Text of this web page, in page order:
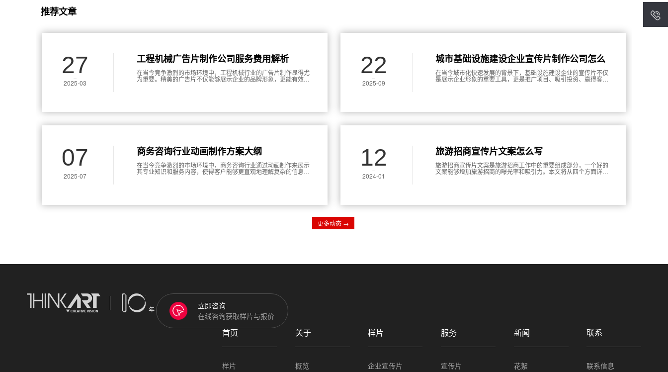
推荐文章
27
2025-03
工程机械广告片制作公司服务费用解析
在当今竞争激烈的市场环境中，工程机械行业的广告片制作显得尤
为重要。精美的广告片不仅能够展示企业的品牌形象，更能有效吸
22
2025-09
城市基础设施建设企业宣传片制作公司怎么
收费
在当今城市化快速发展的背景下，基础设施建设企业的宣传片不仅
是展示企业形象的重要工具，更是推广项目、吸引投资、赢得客户
07
2025-07
商务咨询行业动画制作方案大纲
在当今竞争激烈的市场环境中，商务咨询行业通过动画制作来展示
其专业知识和服务内容，使得客户能够更直观地理解复杂的信息和
12
2024-01
旅游招商宣传片文案怎么写
旅游招商宣传片文案是旅游招商工作中的重要组成部分，一个好的
文案能够增加旅游招商的曝光率和吸引力。本文将从四个方面详细
更多动态 →
立即咨询
在线咨询获取样片与报价
首页
样片
关于
概览
样片
企业宣传片
服务
宣传片
新闻
花絮
联系
联系信息